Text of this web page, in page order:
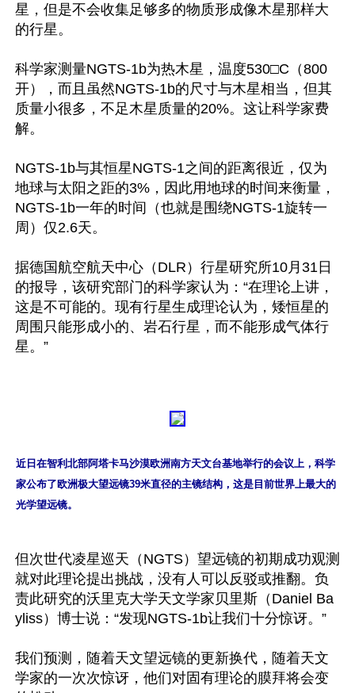
星，但是不会收集足够多的物质形成像木星那样大
的行星。
科学家测量NGTS-1b为热木星，温度530□C（800
开），而且虽然NGTS-1b的尺寸与木星相当，但其
质量小很多，不足木星质量的20%。这让科学家费
解。
NGTS-1b与其恒星NGTS-1之间的距离很近，仅为
地球与太阳之距的3%，因此用地球的时间来衡量，
NGTS-1b一年的时间（也就是围绕NGTS-1旋转一
周）仅2.6天。
据德国航空航天中心（DLR）行星研究所10月31日
的报导，该研究部门的科学家认为：“在理论上讲，
这是不可能的。现有行星生成理论认为，矮恒星的
周围只能形成小的、岩石行星，而不能形成气体行
星。”
近日在智利北部阿塔卡马沙漠欧洲南方天文台基地举行的会议上，科学
家公布了欧洲极大望远镜39米直径的主镜结构，这是目前世界上最大的
光学望远镜。
但次世代凌星巡天（NGTS）望远镜的初期成功观测
就对此理论提出挑战，没有人可以反驳或推翻。负
责此研究的沃里克大学天文学家贝里斯（Daniel Ba
yliss）博士说：“发现NGTS-1b让我们十分惊讶。”
我们预测，随着天文望远镜的更新换代，随着天文
学家的一次次惊讶，他们对固有理论的膜拜将会变